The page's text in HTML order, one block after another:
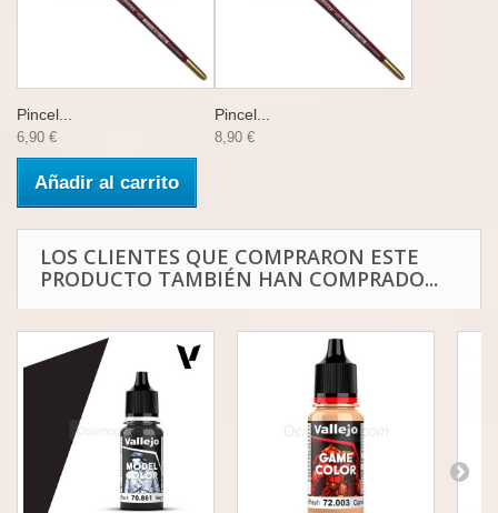
Pincel...
6,90 €
Añadir al carrito
Pincel...
8,90 €
LOS CLIENTES QUE COMPRARON ESTE
PRODUCTO TAMBIÉN HAN COMPRADO...